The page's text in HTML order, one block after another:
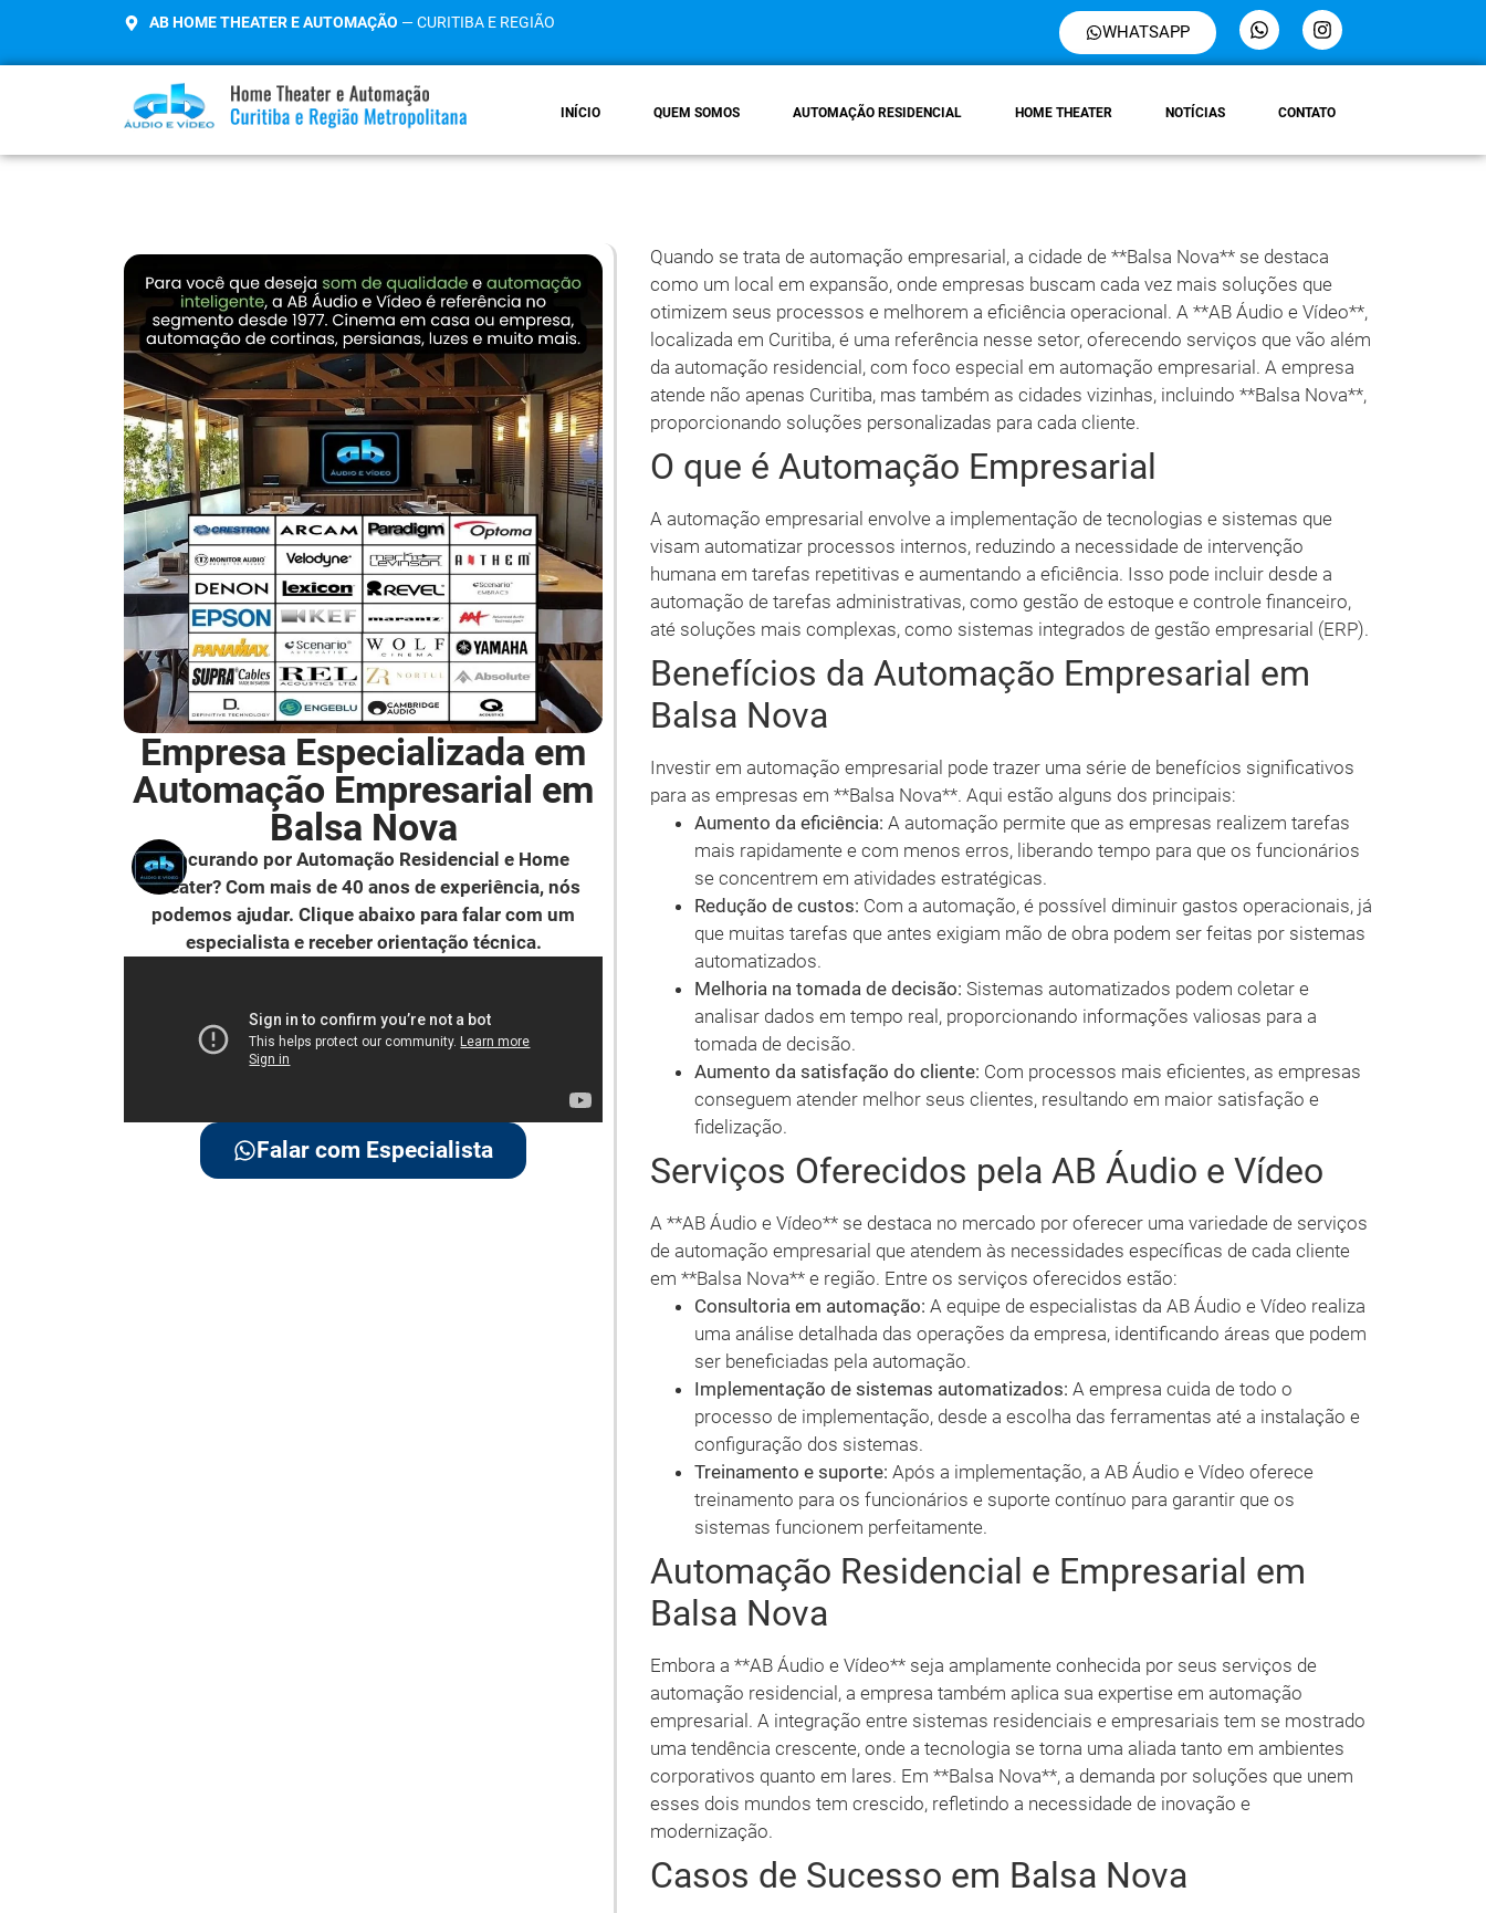
AB HOME THEATER E AUTOMAÇÃO — CURITIBA E REGIÃO WHATSAPP
INÍCIO QUEM SOMOS AUTOMAÇÃO RESIDENCIAL HOME THEATER NOTÍCIAS CONTATO
Empresa Especializada em
Automação Empresarial em
Balsa Nova
Procurando por Automação Residencial e Home
Theater? Com mais de 40 anos de experiência, nós
podemos ajudar. Clique abaixo para falar com um
especialista e receber orientação técnica.
Falar com Especialista
Quando se trata de automação empresarial, a cidade de **Balsa Nova** se destaca
como um local em expansão, onde empresas buscam cada vez mais soluções que
otimizem seus processos e melhorem a eficiência operacional. A **AB Áudio e Vídeo**,
localizada em Curitiba, é uma referência nesse setor, oferecendo serviços que vão além
da automação residencial, com foco especial em automação empresarial. A empresa
atende não apenas Curitiba, mas também as cidades vizinhas, incluindo **Balsa Nova**,
proporcionando soluções personalizadas para cada cliente.
O que é Automação Empresarial
A automação empresarial envolve a implementação de tecnologias e sistemas que
visam automatizar processos internos, reduzindo a necessidade de intervenção
humana em tarefas repetitivas e aumentando a eficiência. Isso pode incluir desde a
automação de tarefas administrativas, como gestão de estoque e controle financeiro,
até soluções mais complexas, como sistemas integrados de gestão empresarial (ERP).
Benefícios da Automação Empresarial em
Balsa Nova
Investir em automação empresarial pode trazer uma série de benefícios significativos
para as empresas em **Balsa Nova**. Aqui estão alguns dos principais:
Aumento da eficiência: A automação permite que as empresas realizem tarefas
mais rapidamente e com menos erros, liberando tempo para que os funcionários
se concentrem em atividades estratégicas.
Redução de custos: Com a automação, é possível diminuir gastos operacionais, já
que muitas tarefas que antes exigiam mão de obra podem ser feitas por sistemas
automatizados.
Melhoria na tomada de decisão: Sistemas automatizados podem coletar e
analisar dados em tempo real, proporcionando informações valiosas para a
tomada de decisão.
Aumento da satisfação do cliente: Com processos mais eficientes, as empresas
conseguem atender melhor seus clientes, resultando em maior satisfação e
fidelização.
Serviços Oferecidos pela AB Áudio e Vídeo
A **AB Áudio e Vídeo** se destaca no mercado por oferecer uma variedade de serviços
de automação empresarial que atendem às necessidades específicas de cada cliente
em **Balsa Nova** e região. Entre os serviços oferecidos estão:
Consultoria em automação: A equipe de especialistas da AB Áudio e Vídeo realiza
uma análise detalhada das operações da empresa, identificando áreas que podem
ser beneficiadas pela automação.
Implementação de sistemas automatizados: A empresa cuida de todo o
processo de implementação, desde a escolha das ferramentas até a instalação e
configuração dos sistemas.
Treinamento e suporte: Após a implementação, a AB Áudio e Vídeo oferece
treinamento para os funcionários e suporte contínuo para garantir que os
sistemas funcionem perfeitamente.
Automação Residencial e Empresarial em
Balsa Nova
Embora a **AB Áudio e Vídeo** seja amplamente conhecida por seus serviços de
automação residencial, a empresa também aplica sua expertise em automação
empresarial. A integração entre sistemas residenciais e empresariais tem se mostrado
uma tendência crescente, onde a tecnologia se torna uma aliada tanto em ambientes
corporativos quanto em lares. Em **Balsa Nova**, a demanda por soluções que unem
esses dois mundos tem crescido, refletindo a necessidade de inovação e
modernização.
Casos de Sucesso em Balsa Nova